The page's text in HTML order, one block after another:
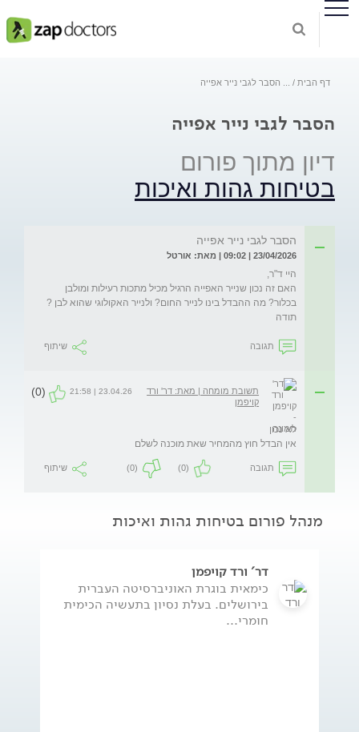
דף הבית הסבר לגבי נייר אפייה
הסבר לגבי נייר אפייה
דיון מתוך פורום
בטיחות גהות ואיכות
הסבר לגבי נייר אפייה
23/04/2026 | 09:02 | מאת: אורטל
האם זה נכון שנייר האפייה הרגיל מכיל מתכות רעילות ומולבן
בכלור? מה ההבדל בינו לנייר החום? ולנייר האקולוגי שהוא לבן ?
תודה
תגובה שיתוף
תשובת מומחה | מאת: דר' ורד
קויפמן
23.04.26 | 21:58
(0)
אין הבדל חוץ מהמחיר שאת מוכנה לשלם
תגובה (0)
(0) שיתוף
מנהל פורום בטיחות גהות ואיכות
דר' ורד קויפמן
כימאית בוגרת האוניברסיטה העברית
בירושלים. בעלת נסיון בתעשיה הכימית
חומרי...